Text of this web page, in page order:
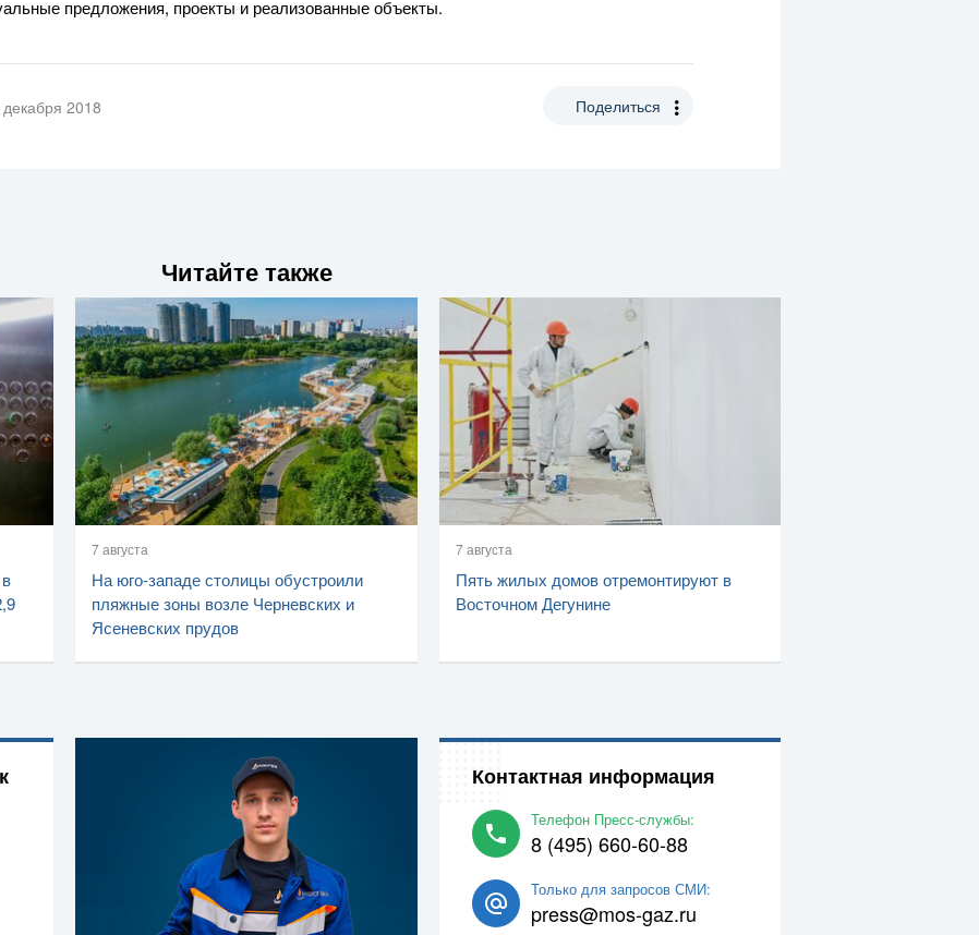
предложения, проекты и реализованные объекты.
2018 Поделиться
Читайте также
7 августа
На юго-западе столицы обустроили
пляжные зоны возле Черневских и
Ясеневских прудов
7 августа
Пять жилых домов отремонтируют в
Восточном Дегунине
Контактная информация
Телефон Пресс-службы:
8 (495) 660-60-88
Только для запросов СМИ:
press@mos-gaz.ru